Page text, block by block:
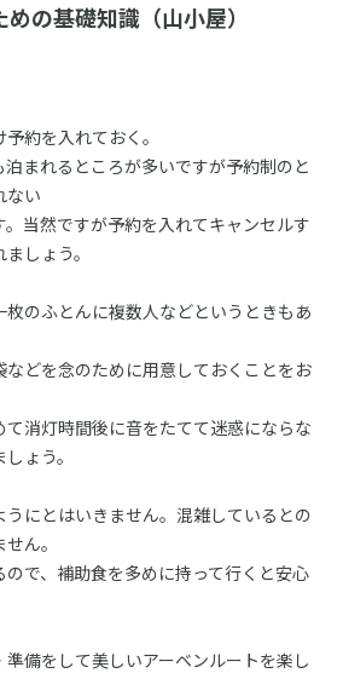
の基礎知識（山小屋）
約を入れておく。
まれるところが多いですが予約制のと
ない
当然ですが予約を入れてキャンセルす
しょう。
のふとんに複数人などというときもあ
どを念のために用意しておくことをお
消灯時間後に音をたてて迷惑にならな
ょう。
にとはいきません。混雑しているとの
ん。
で、補助食を多めに持って行くと安心
備をして美しいアーベンルートを楽し